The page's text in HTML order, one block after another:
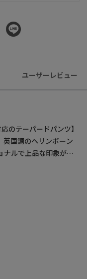
ユーザーレビュー
のテーパードパンツ】
英国調のヘリンボーン
ナルで上品な印象が融
で、ビジネスカジュ
、様々なシーンに対応
生地は、ナチュラルで
。